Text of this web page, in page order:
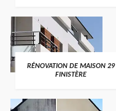
RÉNOVATION DE MAISON 29
FINISTÈRE